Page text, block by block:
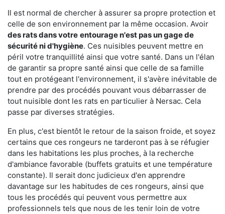
Il est normal de chercher à assurer sa propre protection et
celle de son environnement par la même occasion. Avoir
des rats dans votre entourage n'est pas un gage de
sécurité ni d'hygiène. Ces nuisibles peuvent mettre en
péril votre tranquillité ainsi que votre santé. Dans un l'élan
de garantir sa propre santé ainsi que celle de sa famille
tout en protégeant l'environnement, il s'avère inévitable de
prendre par des procédés pouvant vous débarrasser de
tout nuisible dont les rats en particulier à Nersac. Cela
passe par diverses stratégies.
En plus, c'est bientôt le retour de la saison froide, et soyez
certains que ces rongeurs ne tarderont pas à se réfugier
dans les habitations les plus proches, à la recherche
d'ambiance favorable (buffets gratuits et une température
constante). Il serait donc judicieux d'en apprendre
davantage sur les habitudes de ces rongeurs, ainsi que
tous les procédés qui peuvent vous permettre aux
professionnels tels que nous de les tenir loin de votre